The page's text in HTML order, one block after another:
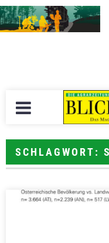
SCHLAGWORT: